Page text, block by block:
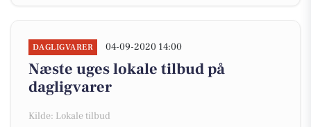
DAGLIGVARER 04-09-2020 14:00
Næste uges lokale tilbud på
dagligvarer
Kilde: Lokale tilbud